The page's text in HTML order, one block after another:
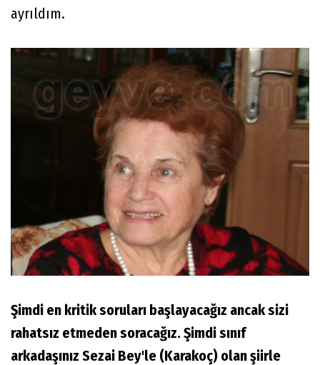
ayrıldım.
Şimdi en kritik soruları başlayacağız ancak sizi
rahatsız etmeden soracağız. Şimdi sınıf
arkadaşınız Sezai Bey'le (Karakoç) olan şiirle